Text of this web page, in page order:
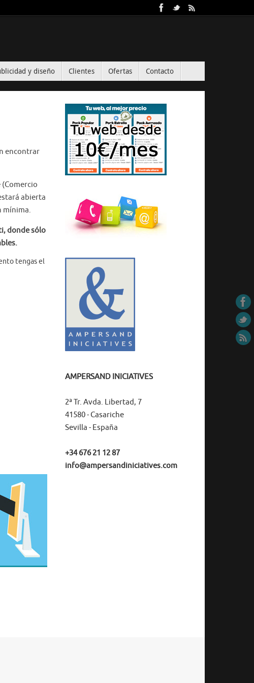
y diseño Clientes Ofertas Contacto
encontrar
(Comercio
abierta
mínima.
donde sólo
tengas el
AMPERSAND INICIATIVES
2ª Tr. Avda. Libertad, 7
41580 - Casariche
Sevilla - España
+34 676 21 12 87
info@ampersandiniciatives.com